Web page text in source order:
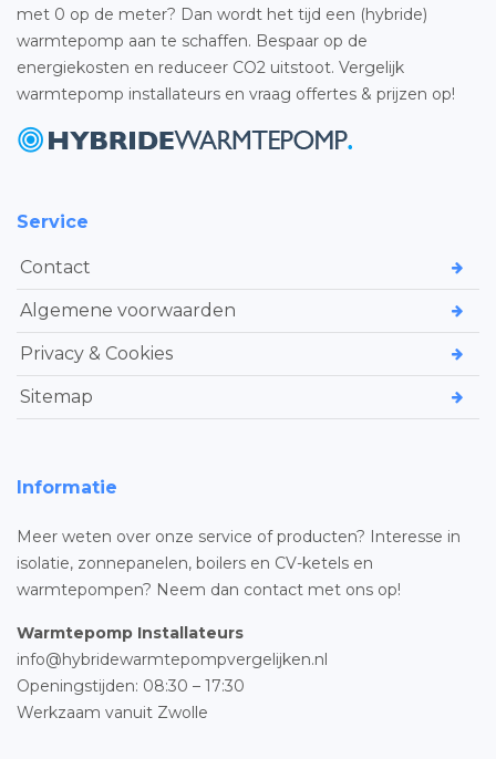
met 0 op de meter? Dan wordt het tijd een (hybride)
warmtepomp aan te schaffen. Bespaar op de
energiekosten en reduceer CO2 uitstoot. Vergelijk
warmtepomp installateurs en vraag offertes & prijzen op!
Service
Contact
Algemene voorwaarden
Privacy & Cookies
Sitemap
Informatie
Meer weten over onze service of producten? Interesse in
isolatie, zonnepanelen, boilers en CV-ketels en
warmtepompen? Neem dan contact met ons op!
Warmtepomp Installateurs
info@hybridewarmtepompvergelijken.nl
Openingstijden: 08:30 – 17:30
Werkzaam vanuit Zwolle